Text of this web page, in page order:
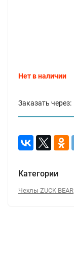
Нет в наличии
Заказать через:
Категории
Чехлы ZUCK BEAR